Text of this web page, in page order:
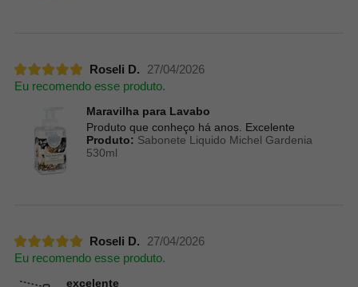
Roseli D.
27/04/2026
Eu recomendo esse produto.
Maravilha para Lavabo
Produto que conheço há anos. Excelente
Produto: Sabonete Liquido Michel Gardenia
530ml
Roseli D.
27/04/2026
Eu recomendo esse produto.
excelente